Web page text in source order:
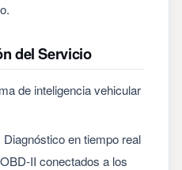
del Servicio
de inteligencia vehicular
Diagnóstico en tiempo real
II conectados a los